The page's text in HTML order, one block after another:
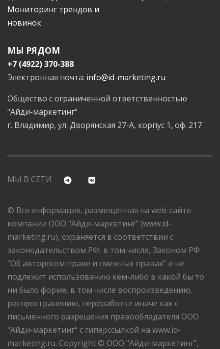
Мониторинг трендов и
новинок
МЫ РЯДОМ
+7 (4922) 370-388
Электронная почта: info@id-marketing.ru
Общество с ограниченной ответственностью
"Айди-маркетинг"
г. Владимир, ул. Дворянская 27-А, корпус 1, оф. 217
МЫ В СЕТИ
© Вся информация, размещенная на web-сайте
компании ООО "Айди-маркетинг" (www.id-
marketing.ru), охраняется в соответствии с
законодательством РФ, в том числе, Законом РФ
"Об авторском праве и смежных правах" и не
подлежит использованию кем-либо в какой бы то
ни было форме, в том числе воспроизведению,
распространению, переработке иначе как с
письменного разрешения правообладателя ООО
"Айди-маркетинг" с гиперссылкой на www.id-
marketing.ru. Copyright © ООО "Айди-маркетинг",